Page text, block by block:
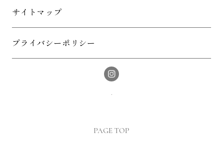
サイトマップ
プライバシーポリシー
PAGE TOP